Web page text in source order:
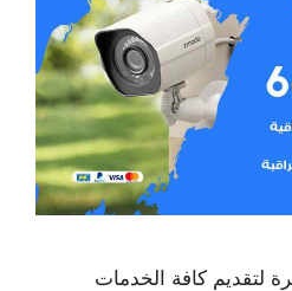
لتقديم كافة الخدمات